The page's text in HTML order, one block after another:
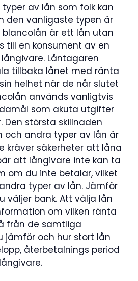
av lån som folk kan
den vanligaste typen är
blancolån är ett lån utan
till en konsument av en
Låntagaren
tillbaka lånet med ränta
helhet när de når slutet
används vanligtvis
som akuta utgifter
Den största skillnaden
och andra typer av lån är
kräver säkerheter att låna
att långivare inte kan ta
om du inte betalar, vilket
typer av lån. Jämför
väljer bank. Att välja lån
om vilken ränta
från de samtliga
jämför och hur stort lån
återbetalnings period